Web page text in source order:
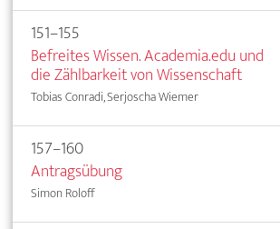
151–155
Befreites Wissen. Academia.edu und
die Zählbarkeit von Wissenschaft
Tobias Conradi, Serjoscha Wiemer
157–160
Antragsübung
Simon Roloff